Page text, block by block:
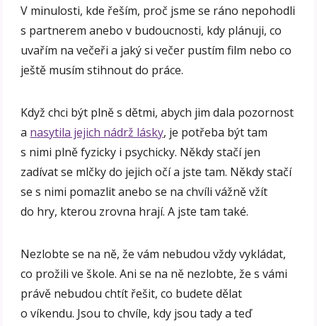
V minulosti, kde řeším, proč jsme se ráno nepohodli
s partnerem anebo v budoucnosti, kdy plánuji, co
uvařím na večeři a jaký si večer pustím film nebo co
ještě musím stihnout do práce.
Když chci být plně s dětmi, abych jim dala pozornost
a nasytila jejich nádrž lásky, je potřeba být tam
s nimi plně fyzicky i psychicky. Někdy stačí jen
zadívat se mlčky do jejich očí a jste tam. Někdy stačí
se s nimi pomazlit anebo se na chvíli vážně vžít
do hry, kterou zrovna hrají. A jste tam také.
Nezlobte se na ně, že vám nebudou vždy vykládat,
co prožili ve škole. Ani se na ně nezlobte, že s vámi
právě nebudou chtít řešit, co budete dělat
o víkendu. Jsou to chvíle, kdy jsou tady a teď